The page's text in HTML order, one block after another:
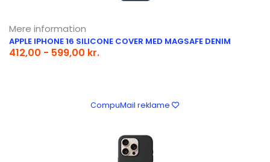
Mere information
APPLE IPHONE 16 SILICONE COVER MED MAGSAFE DENIM
412,00 - 599,00 kr.
CompuMail reklame